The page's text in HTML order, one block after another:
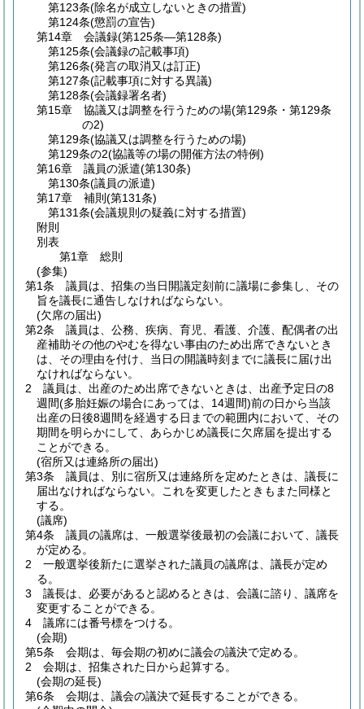
第123条(除名が成立しないときの措置)
第124条(懲罰の宣告)
第14章
会議録(第125条―第128条)
第125条(会議録の記載事項)
第126条(発言の取消又は訂正)
第127条(記載事項に対する異議)
第128条(会議録署名者)
第15章
協議又は調整を行うための場(第129条・第129条
の2)
第129条(協議又は調整を行うための場)
第129条の2(協議等の場の開催方法の特例)
第16章
議員の派遣(第130条)
第130条(議員の派遣)
第17章
補則 (第131条)
第131条(会議規則の疑義に対する措置)
附則
別表
第1章
総則
(参集)
第1条
議員は、招集の当日開議定刻前に議場に参集し、その
旨を議長に通告しなければならない。
(欠席の届出)
第2条
議員は、公務、疾病、育児、看護、介護、配偶者の出
産補助その他のやむを得ない事由のため出席できないとき
は、その理由を付け、当日の開議時刻までに議長に届け出
なければならない。
2
議員は、出産のため出席できないときは、出産予定日の8
週間(多胎妊娠の場合にあっては、14週間)前の日から当該
出産の日後8週間を経過する日までの範囲内において、その
期間を明らかにして、あらかじめ議長に欠席届を提出する
ことができる。
(宿所又は連絡所の届出)
第3条
議員は、別に宿所又は連絡所を定めたときは、議長に
届出なければならない。
これを変更したときもまた同様と
する。
(議席)
第4条
議員の議席は、一般選挙後最初の会議において、議長
が定める。
2
一般選挙後新たに選挙された議員の議席は、議長が定め
る。
3
議長は、必要があると認めるときは、会議に諮り、議席を
変更することができる。
4
議席には番号標をつける。
(会期)
第5条
会期は、毎会期の初めに議会の議決で定める。
2
会期は、招集された日から起算する。
(会期の延長)
第6条
会期は、議会の議決で延長することができる。